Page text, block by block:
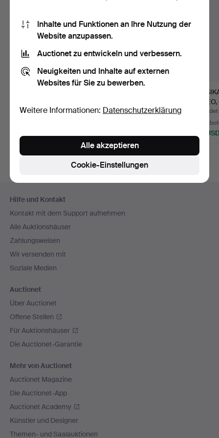
Beendet 2. Jun 2026
Beendet 1. Jun 2026
14
101
Navigation
Hilfe und Kontakt
Kontakt mit dem Support aufnehmen
Alle Auktionshäuser
Zahlungsweisen
Wir versenden mit
Soziale Medien
Auctionet
Über Auctionet
Offene Stellen
Für Auktionshäuser
Die Auctionet-Garantie
Mehr von Auctionet
Auctionet Magazine
Die Auctionet-App
Auctionet Academy
Künstler und Designer
Themen- und Saalauktionen
Inhalte und Funktionen an Ihre Nutzung der
Website anzupassen.
Auctionet zu entwickeln und verbessern.
Neuigkeiten und Inhalte auf externen
Websites für Sie zu bewerben.
Weitere Informationen: Datenschutzerklärung
Cookie-Einstellungen
Alle akzeptieren